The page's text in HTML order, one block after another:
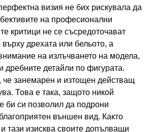
визия не бих рискувала да
на професионални
критици не се съсредоточават
дрехата или бельото, а
на излъчването на модела,
дребните детайли по фигурата.
че занемарен и изтощен действащ
Това е така, защото никой
би си позволил да подрони
външен вид. Както
тази изисква своите допълващи